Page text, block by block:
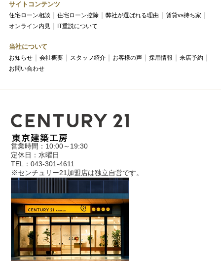
サイトコンテンツ
住宅ローン相談 住宅ローン控除 弊社が選ばれる理由
賃貸vs持ち家
オンライン内見
IT重説について
当社について
お知らせ 会社概要 スタッフ紹介 お客様の声 採用情報
来店予約
お問い合わせ
営業時間：10:00～19:30
定休日：水曜日
TEL：043-301-4611
※センチュリー21加盟店は独立自営です。